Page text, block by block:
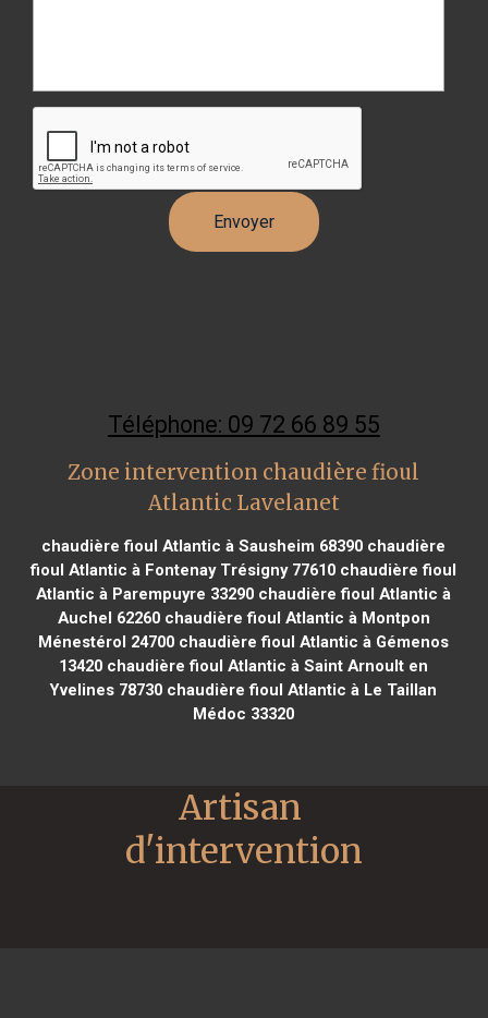
Téléphone: 09 72 66 89 55
Zone intervention chaudière fioul
Atlantic Lavelanet
chaudière fioul Atlantic à Sausheim 68390 chaudière
fioul Atlantic à Fontenay Trésigny 77610 chaudière fioul
Atlantic à Parempuyre 33290 chaudière fioul Atlantic à
Auchel 62260chaudière fioul Atlantic à Montpon
Ménestérol 24700 chaudière fioul Atlantic à Gémenos
13420 chaudière fioul Atlantic à Saint Arnoult en
Yvelines 78730 chaudière fioul Atlantic à Le Taillan
Médoc 33320
Artisan
d'intervention